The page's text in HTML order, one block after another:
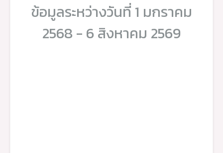
ข้อมูลระหว่างวันที่ 1 มกราคม
2568 - 6 สิงหาคม 2569